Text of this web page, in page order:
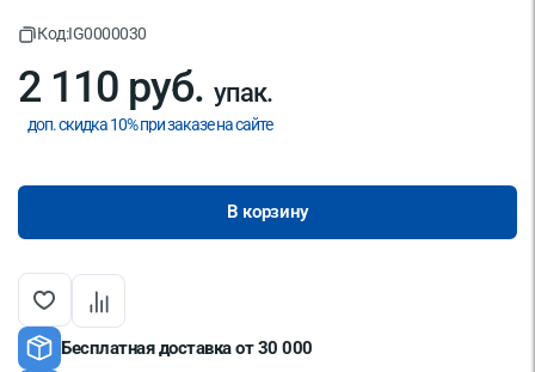
Код:IG0000030
2 110 руб. упак.
доп. скидка 10% при заказе на сайте
В корзину
Бесплатная доставка от 30 000